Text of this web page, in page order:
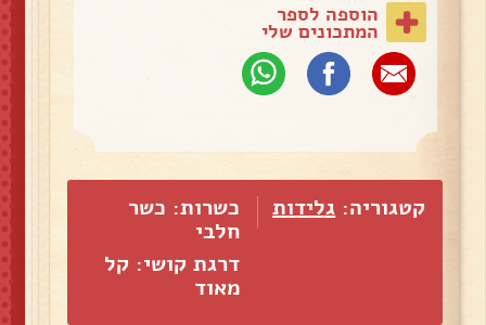
הוספה לספר
המתכונים שלי
קטגוריה: גלידות
כשרות: כשר
חלבי
דרגת קושי: קל
מאוד